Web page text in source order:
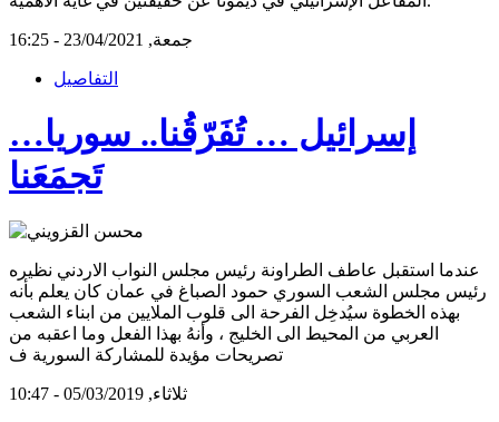
جمعة, 23/04/2021 - 16:25
التفاصيل
إسرائيل … تُفَرّقُنا.. سوريا…
تَجمَعَنا
عندما استقبل عاطف الطراونة رئيس مجلس النواب الاردني نظيره
رئيس مجلس الشعب السوري حمود الصباغ في عمان كان يعلم بأنه
بهذه الخطوة سيُدخِل الفرحة الى قلوب الملايين من ابناء الشعب
العربي من المحيط الى الخليج ، وأنهُ بهذا الفعل وما اعقبه من
تصريحات مؤيدة للمشاركة السورية ف
ثلاثاء, 05/03/2019 - 10:47